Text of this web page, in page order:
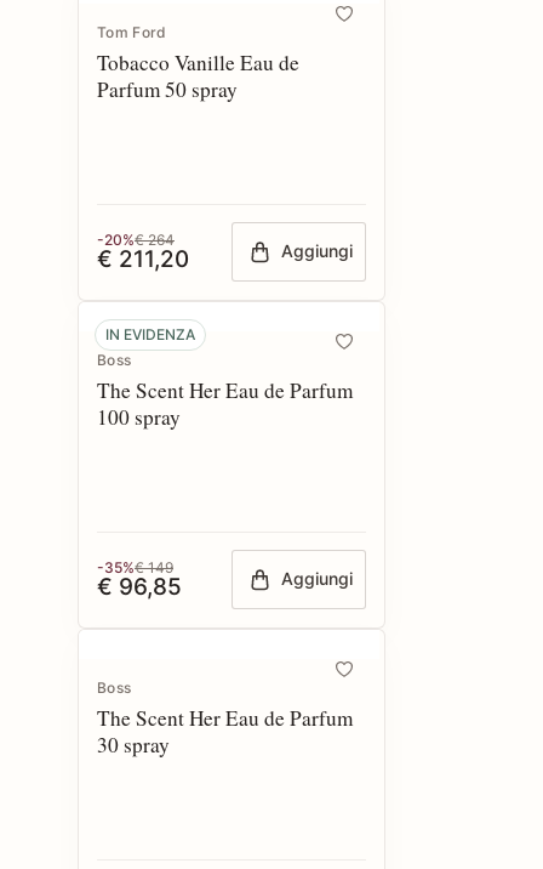
Tom Ford
Tobacco Vanille Eau de
Parfum 50 spray
-20%€ 264
€ 211,20 Aggiungi
IN EVIDENZA
Boss
The Scent Her Eau de Parfum
100 spray
-35%€ 149
€ 96,85 Aggiungi
Boss
The Scent Her Eau de Parfum
30 spray